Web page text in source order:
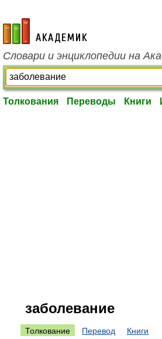
academic.ru
Словари и энциклопедии на
Толкования Переводы Книги
заболевание
Толкование Перевод Книги